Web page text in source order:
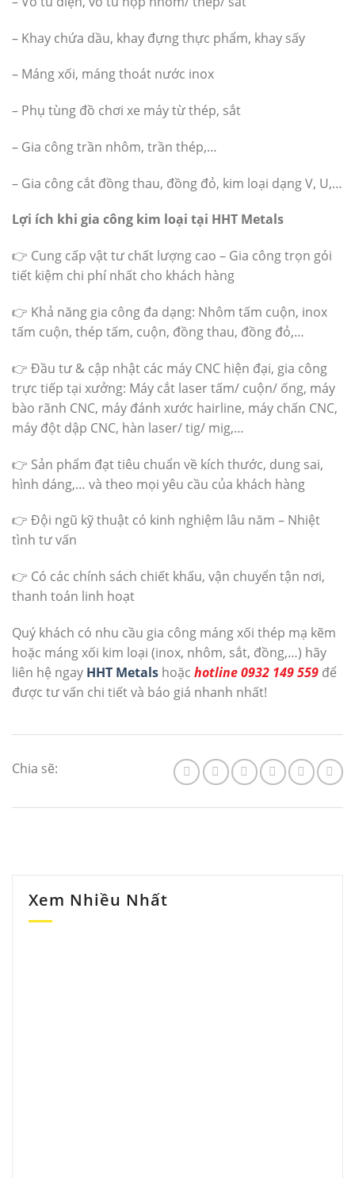
– Khay chứa dầu, khay đựng thực phẩm, khay sấy
– Máng xối, máng thoát nước inox
– Phụ tùng đồ chơi xe máy từ thép, sắt
– Gia công trần nhôm, trần thép,…
– Gia công cắt đồng thau, đồng đỏ, kim loại dạng V, U,…
Lợi ích khi gia công kim loại tại HHT Metals
👉 Cung cấp vật tư chất lượng cao – Gia công trọn gói
tiết kiệm chi phí nhất cho khách hàng
👉 Khả năng gia công đa dạng: Nhôm tấm cuộn, inox
tấm cuộn, thép tấm, cuộn, đồng thau, đồng đỏ,…
👉 Đầu tư & cập nhật các máy CNC hiện đại, gia công
trực tiếp tại xưởng: Máy cắt laser tấm/ cuộn/ ống, máy
bào rãnh CNC, máy đánh xước hairline, máy chấn CNC,
máy đột dập CNC, hàn laser/ tig/ mig,…
👉 Sản phẩm đạt tiêu chuẩn về kích thước, dung sai,
hình dáng,… và theo mọi yêu cầu của khách hàng
👉 Đội ngũ kỹ thuật có kinh nghiệm lâu năm – Nhiệt
tình tư vấn
👉 Có các chính sách chiết khấu, vận chuyển tận nơi,
thanh toán linh hoạt
Quý khách có nhu cầu gia công máng xối thép mạ kẽm
hoặc máng xối kim loại (inox, nhôm, sắt, đồng,…) hãy
liên hệ ngay HHT Metals hoặc hotline 0932 149 559 để
được tư vấn chi tiết và báo giá nhanh nhất!
Chia sẽ:
Xem Nhiều Nhất